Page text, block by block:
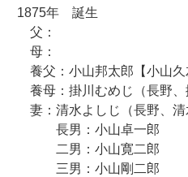
1875年 誕生
父：
母：
養父：小山邦太郎【小山久
養母：掛川むめじ（長野、
妻：清水よしじ（長野、清
長男：小山卓一郎
二男：小山寛二郎
三男：小山剛二郎